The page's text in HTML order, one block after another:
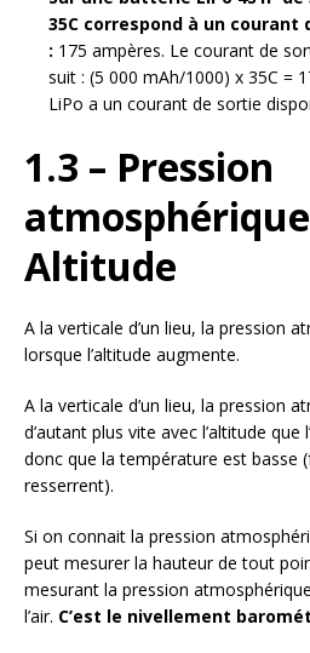
35C correspond à un courant
: 175 ampères. Le courant de
suit : (5 000 mAh/1000) x 35C =
LiPo a un courant de sortie
1.3 – Pression
Altitude
A la verticale d’un lieu, la pression
lorsque l’altitude augmente.
A la verticale d’un lieu, la pression
d’autant plus vite avec l’altitude
donc que la température est basse
resserrent).
Si on connait la pression
peut mesurer la hauteur de tout
mesurant la pression
l’air. C’est le nivellement